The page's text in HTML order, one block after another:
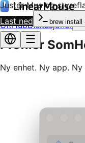
GitHubDiskusjoner
JusterMus og
Last ned
brew
Profiler Som
Ny enhet. Ny app.